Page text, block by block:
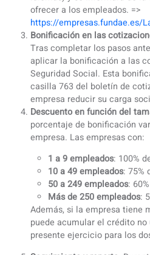
Cálculo del crédito
su crédito de formación,
formación profesional y
empresa (según los
Cotizaciones del año
hacer automáticamente a
Fundae.https://
Alta en la aplicación
crédito, la empresa debe
Fundae con un
idiomas) y se informará
ofrecer a los empleados.
https://
Bonificación en las
Tras completar los pasos
aplicar la bonificación a